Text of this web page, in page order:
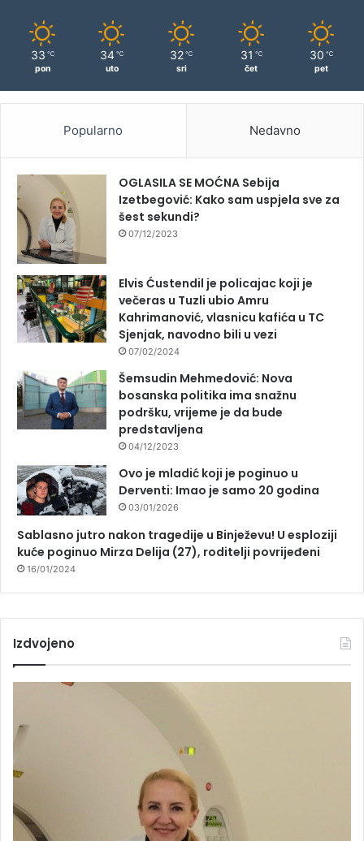
33 ℃
pon
34 ℃
uto
32 ℃
sri
31 ℃
čet
30 ℃
pet
Popularno Nedavno
OGLASILA SE MOĆNA Sebija
Izetbegović: Kako sam uspjela sve za
šest sekundi?
07/12/2023
Elvis Ćustendil je policajac koji je
večeras u Tuzli ubio Amru
Kahrimanović, vlasnicu kafića u TC
Sjenjak, navodno bili u vezi
07/02/2024
Šemsudin Mehmedović: Nova
bosanska politika ima snažnu
podršku, vrijeme je da bude
predstavljena
04/12/2023
Ovo je mladić koji je poginuo u
Derventi: Imao je samo 20 godina
03/01/2026
Sablasno jutro nakon tragedije u Binježevu! U esploziji
kuće poginuo Mirza Delija (27), roditelji povrijeđeni
16/01/2024
Izdvojeno